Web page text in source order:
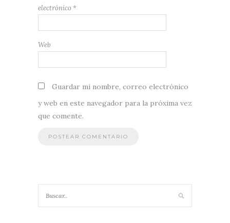
electrónico *
Web
Guardar mi nombre, correo electrónico
y web en este navegador para la próxima vez
que comente.